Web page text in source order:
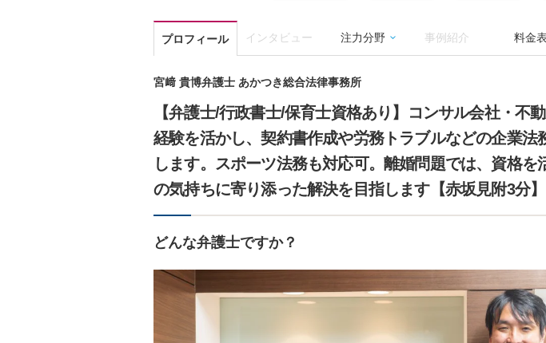
プロフィール インタビュー 注力分野 事例紹介 料金表
宮﨑 貴博弁護士 あかつき総合法律事務所
【弁護士/行政書士/保育士資格あり】コンサル会社・不
経験を活かし、契約書作成や労務トラブルなどの企業法
します。スポーツ法務も対応可。離婚問題では、資格を
の気持ちに寄り添った解決を目指します【赤坂見附3分】
どんな弁護士ですか？